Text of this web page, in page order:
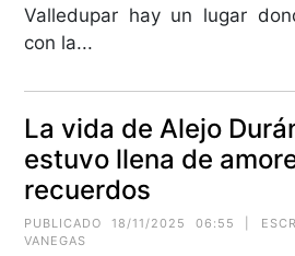
Valledupar hay un lugar
con la...
La vida de Alejo
estuvo llena de
recuerdos
PUBLICADO 18/11/2025 06:55 |
VANEGAS